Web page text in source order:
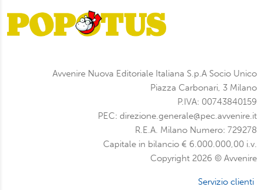
Avvenire Nuova Editoriale Italiana S.p.A Socio Unico
Piazza Carbonari, 3 Milano
P.IVA: 00743840159
PEC: direzione.generale@pec.avvenire.it
R.E.A. Milano Numero: 729278
Capitale in bilancio € 6.000.000,00 i.v.
Copyright 2026 © Avvenire
Servizio clienti